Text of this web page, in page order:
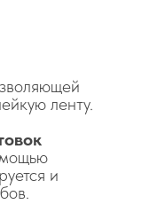
ленту.
и